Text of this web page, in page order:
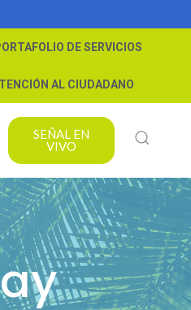
DE SERVICIOS
AL CIUDADANO
SEÑAL EN
VIVO